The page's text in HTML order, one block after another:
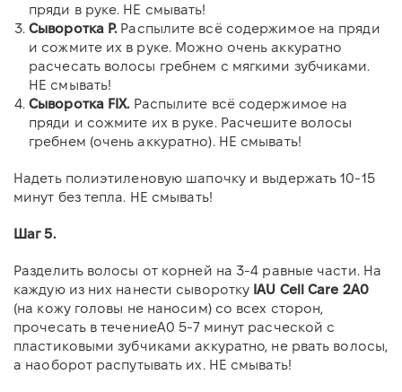
пряди в руке. НЕ смывать!
Сыворотка Р. Распылите всё содержимое на пряди
и сожмите их в руке. Можно очень аккуратно
расчесать волосы гребнем с мягкими зубчиками.
НЕ смывать!
Сыворотка FIX. Распылите всё содержимое на
пряди и сожмите их в руке. Расчешите волосы
гребнем (очень аккуратно). НЕ смывать!
Надеть полиэтиленовую шапочку и выдержать 10-15
минут без тепла. НЕ смывать!
Шаг 5.
Разделить волосы от корней на 3-4 равные части. На
каждую из них нанести сыворотку IAU Cell Care 2A0
(на кожу головы не наносим) со всех сторон,
прочесать в течениеA05-7 минут расческой с
пластиковыми зубчиками аккуратно, не рвать волосы,
а наоборот распутывать их. НЕ смывать!